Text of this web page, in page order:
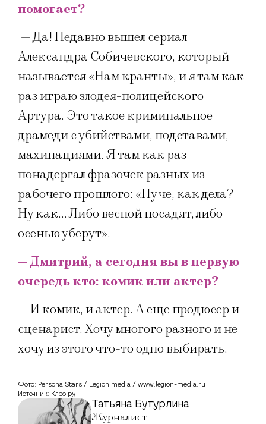
помогает?
— Да! Недавно вышел сериал
Александра Собичевского, который
называется «Нам кранты», и я там как
раз играю злодея-полицейского
Артура. Это такое криминальное
драмеди с убийствами, подставами,
махинациями. Я там как раз
понадергал фразочек разных из
рабочего прошлого: «Ну че, как дела?
Ну как… Либо весной посадят, либо
осенью уберут».
— Дмитрий, а сегодня вы в первую
очередь кто: комик или актер?
— И комик, и актер. А еще продюсер и
сценарист. Хочу многого разного и не
хочу из этого что-то одно выбирать.
Татьяна Бутурлина
Журналист
Фото: Persona Stars / Legion media / www.legion-media.ru
Источник: Клео.ру